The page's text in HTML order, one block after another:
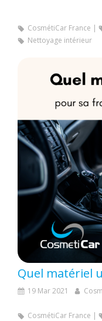
CosmétiCar France
Nettoyage intérieur
19 Mar 2021
CosmétiCar France